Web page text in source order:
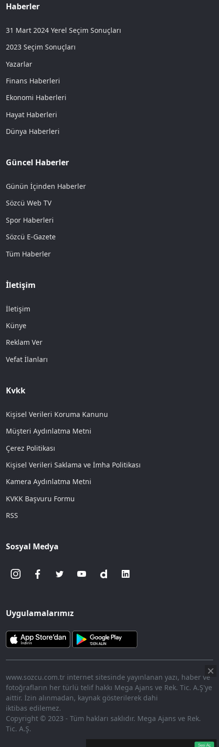
Aç
10.45%
Sesi Aç
Haberler
31 Mart 2024 Yerel Seçim Sonuçları
2023 Seçim Sonuçları
Yazarlar
Finans Haberleri
Ekonomi Haberleri
Hayat Haberleri
Dünya Haberleri
Güncel Haberler
Günün İçinden Haberler
Sözcü Web TV
Spor Haberleri
Sözcü E-Gazete
Tüm Haberler
İletişim
İletişim
Künye
Reklam Ver
Vefat İlanları
Kvkk
Kişisel Verileri Koruma Kanunu
Müşteri Aydınlatma Metni
Çerez Politikası
Kişisel Verileri Saklama ve İmha Politikası
Kamera Aydınlatma Metni
KVKK Başvuru Formu
RSS
Sosyal Medya
Uygulamalarımız
www.sozcu.com.tr internet sitesinde yayınlanan yazı, haber ve
fotoğrafların her türlü telif hakkı Mega Ajans ve Rek. Tic. A.Ş'ye
aittir. İzin alınmadan, kaynak gösterilerek dahi
iktibas edilemez.
Copyright © 2023 - Tüm hakları saklıdır. Mega Ajans ve Rek.
Tic. A.Ş.